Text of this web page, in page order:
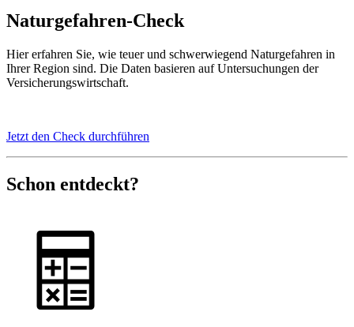
Naturgefahren-Check
Hier erfahren Sie, wie teuer und schwerwiegend Naturgefahren in
Ihrer Region sind. Die Daten basieren auf Untersuchungen der
Versicherungswirtschaft.
Jetzt den Check durchführen
Schon entdeckt?